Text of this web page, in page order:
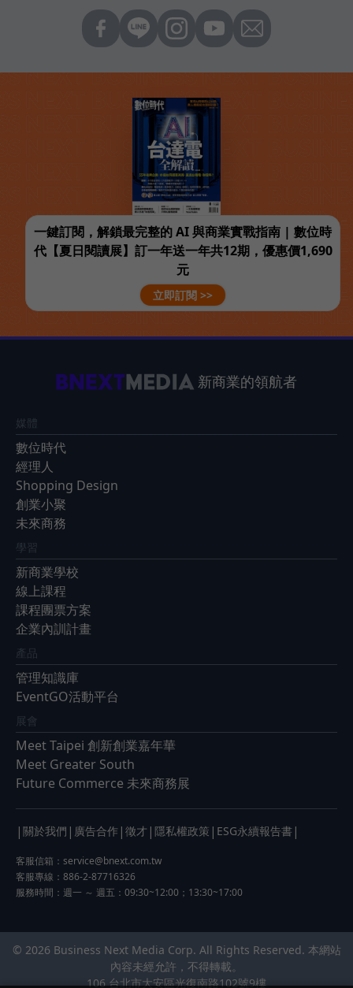
一鍵訂閱，解鎖最完整的 AI 與商業實戰指南 | 數位時
代【夏日閱讀展】訂一年送一年共12期，優惠價1,690
元
立即訂閱 >>
新商業的領航者
媒體
數位時代
經理人
Shopping Design
創業小聚
未來商務
學習
新商業學校
線上課程
課程團票方案
企業內訓計畫
產品
管理知識庫
EventGO活動平台
展會
Meet Taipei 創新創業嘉年華
Meet Greater South
Future Commerce 未來商務展
| 關於我們 | 廣告合作 | 徵才 | 隱私權政策 | ESG永續報告書 |
客服信箱： service@bnext.com.tw
客服專線：886-2-87716326
服務時間：週一 ～ 週五：09:30~12:00；13:30~17:00
© 2026 Business Next Media Corp. All Rights Reserved. 本網站
內容未經允許，不得轉載。
106 台北市大安區光復南路102號9樓